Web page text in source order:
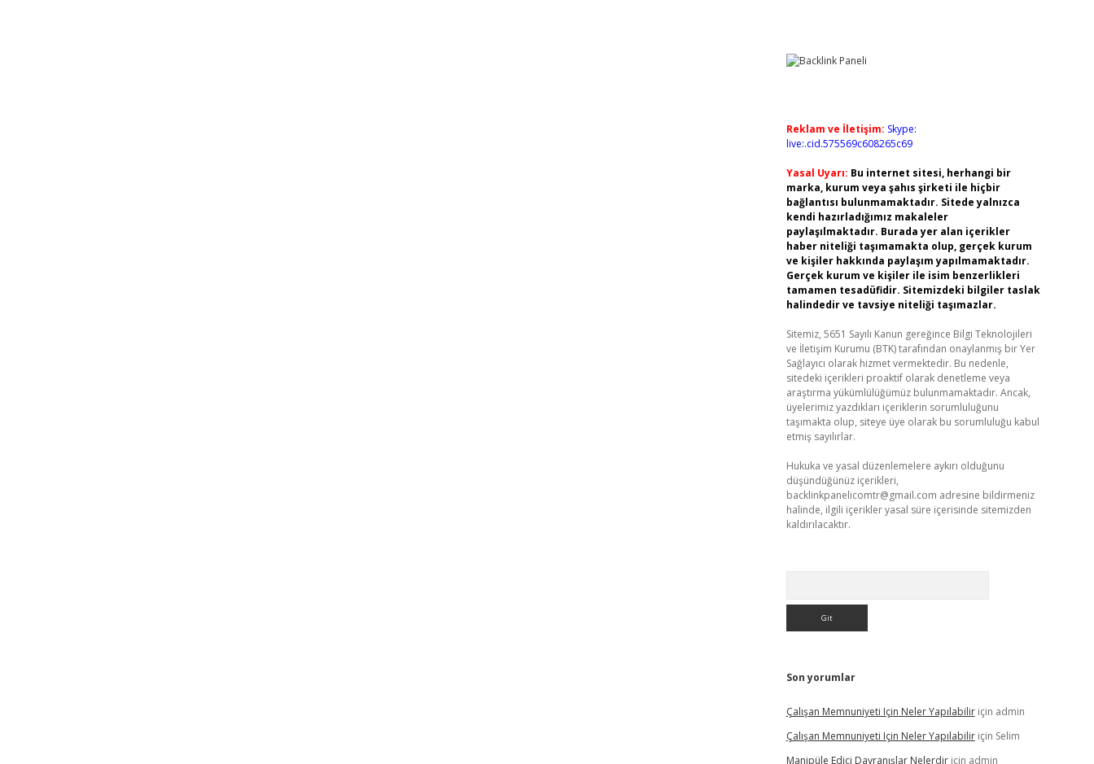
Reklam ve İletişim: Skype:
live:.cid.575569c608265c69
Yasal Uyarı: Bu internet sitesi, herhangi bir
marka, kurum veya şahıs şirketi ile hiçbir
bağlantısı bulunmamaktadır. Sitede yalnızca
kendi hazırladığımız makaleler
paylaşılmaktadır. Burada yer alan içerikler
haber niteliği taşımamakta olup, gerçek kurum
ve kişiler hakkında paylaşım yapılmamaktadır.
Gerçek kurum ve kişiler ile isim benzerlikleri
tamamen tesadüfidir. Sitemizdeki bilgiler taslak
halindedir ve tavsiye niteliği taşımazlar.
Sitemiz, 5651 Sayılı Kanun gereğince Bilgi Teknolojileri
ve İletişim Kurumu (BTK) tarafından onaylanmış bir Yer
Sağlayıcı olarak hizmet vermektedir. Bu nedenle,
sitedeki içerikleri proaktif olarak denetleme veya
araştırma yükümlülüğümüz bulunmamaktadır. Ancak,
üyelerimiz yazdıkları içeriklerin sorumluluğunu
taşımakta olup, siteye üye olarak bu sorumluluğu kabul
etmiş sayılırlar.
Hukuka ve yasal düzenlemelere aykırı olduğunu
düşündüğünüz içerikleri,
backlinkpanelicomtr@gmail.com adresine bildirmeniz
halinde, ilgili içerikler yasal süre içerisinde sitemizden
kaldırılacaktır.
Son yorumlar
Çalışan Memnuniyeti Için Neler Yapılabiliriçin admin
Çalışan Memnuniyeti Için Neler Yapılabiliriçin Selim
Manipüle Edici Davranışlar Nelerdiriçin admin